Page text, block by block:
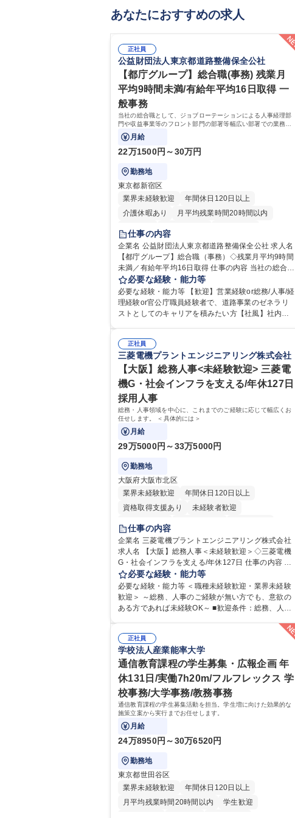
あなたにおすすめの求人
正社員
公益財団法人東京都道路整備保全公社
【都庁グループ】総合職(事務) 残業月
平均9時間未満/有給年平均16日取得 一
般事務
当社の総合職として、ジョブローテーションによる人事経理部
門や収益事業等のフロント部門の部署等幅広い部署での業務を
お任せいたします。研修制度やキャリア支援が充実しておりま
す！ ※下記業務詳細
月給
22万1500円～30万円
勤務地
東京都新宿区
業界未経験歓迎
年間休日120日以上
介護休暇あり
月平均残業時間20時間以内
転勤なし
住宅手当あり
研修あり
退職金あり
賞与あり
完全週休2日制
交通費支給
駅近5分以内
資格取得手当あり
食事補助あり
仕事の内容
企業名 公益財団法人東京都道路整備保全公社 求人名
【都庁グループ】総合職（事務）◇残業月平均9時間
未満／有給年平均16日取得 仕事の内容 当社の総合職
として、ジョブローテーションによる人事経理部門
や収益事業等のフロント部門の部署等幅広い部署で
の業務をお任せいたします。研修制度やキャリア支
援が充実しております！ ※下記業務詳細 【業務詳
運営、新宿駅西口広場の「イベントコーナー」など
の管理運営 ■道路部門：整備の急がれる骨格幹線道路
や木造住宅密集地域の特定整備路線の用地取得、道
路に関する普及啓発事業、都内の道路施設や道路工
事現場の見学ツアー事業 ※入社後は上記いずれかの
部門へ配属。※業務内容変更の範囲：会社の定める
業務 募集職種 【都庁グループ】総合職（事務）◇残
業月平均9時間未満／有給年平均16日取得
必要な経験・能力等
必要な経験・能力等 【歓迎】営業経験or総務/人事/経
理経験or官公庁職員経験者で、道路事業のゼネラリ
ストとしてのキャリアを積みたい方【社風】社内関
携われる：総合職（事務）では、駐車場の管理運営
や道路用地の取得、公益財団法人の中枢を担う管理
部門など多岐に渡る業務を経験できます。 ■様々なプ
ロジェクト：駐車場事業の他、新宿駅西口広場内に
設置された照明を兼ねた広告「ブライトサイン」の
管理運営を行うなど、事業収益を生み出す活動を積
極的に行っています。 学歴・資格 学歴：大学院 大学
高専 短大 専修学校 高校 語学力： 資格：
正社員
三菱電機プラントエンジニアリング株式会社
【大阪】総務人事<未経験歓迎> 三菱電
機G・社会インフラを支える/年休127日
採用人事
総務・人事領域を中心に、これまでのご経験に応じて幅広くお
任せします。 ＜具体的には＞
月給
29万5000円～33万5000円
勤務地
大阪府大阪市北区
業界未経験歓迎
年間休日120日以上
資格取得支援あり
未経験者歓迎
住宅手当あり
退職金あり
在宅OK
賞与あり
完全週休2日制
交通費支給
駅近5分以内
土日祝休み
服装自由
寮・社宅あり
食事補助あり
仕事の内容
企業名 三菱電機プラントエンジニアリング株式会社
求人名 【大阪】総務人事＜未経験歓迎＞◇三菱電機
G・社会インフラを支える/年休127日 仕事の内容 総
務・人事領域を中心に、これまでのご経験に応じて
幅広くお任せします。 ＜具体的には＞ ・総務/人事労
務（給与・社保・勤怠管理など） ・採用・教育研修
・福利厚生運用 など ※基本的には事務所勤務です
の日帰り・宿泊を伴う国内出張もございます。 ※担
当業務を持ちつつ、お互いに助け合いながら、総務
部という組織として協力しながら進める体制です。
募集職種 【大阪】総務人事＜未経験歓迎＞◇三菱電
機G・社会インフラを支える/年休127日
必要な経験・能力等
必要な経験・能力等 ＜職種未経験歓迎・業界未経験
歓迎＞ ～総務、人事のご経験が無い方でも、意欲の
ある方であれば未経験OK～ ■歓迎条件：総務、人事
い、業務を円滑に遂行できる協調性やコミュニケー
ション能力を持っている方 ・人事総務領域に興味が
ありゼネラリスト志向をお持ちの方 学歴・資格 学
歴：大学院 大学 語学力： 資格：
正社員
学校法人産業能率大学
通信教育課程の学生募集・広報企画 年
休131日/実働7h20m/フルフレックス 学
校事務/大学事務/教務事務
通信教育課程の学生募集活動を担当。学生増に向けた効果的な
施策立案から実行までお任せします。
月給
24万8950円～30万6520円
勤務地
東京都世田谷区
業界未経験歓迎
年間休日120日以上
月平均残業時間20時間以内
学生歓迎